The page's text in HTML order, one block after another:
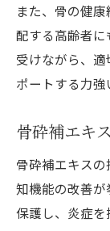
また、骨の健
配する高齢者
受けながら、
ポートする力強
骨砕補エキ
骨砕補エキス
知機能の改善
保護し、炎症